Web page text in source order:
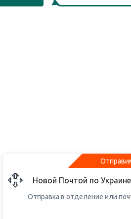
Новой Почтой по Украине
Отправка в отделение или